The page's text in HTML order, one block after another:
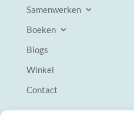
Samenwerken
Boeken
Blogs
Winkel
Contact